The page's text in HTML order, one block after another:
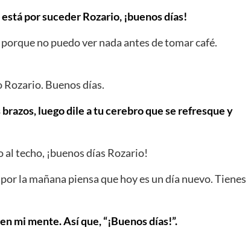
por suceder Rozario, ¡buenos días!
no puedo ver nada antes de tomar café.
Buenos días.
luego dile a tu cerebro que se refresque y
techo, ¡buenos días Rozario!
la mañana piensa que hoy es un día nuevo. Tienes
mi mente. Así que, “¡Buenos días!”.